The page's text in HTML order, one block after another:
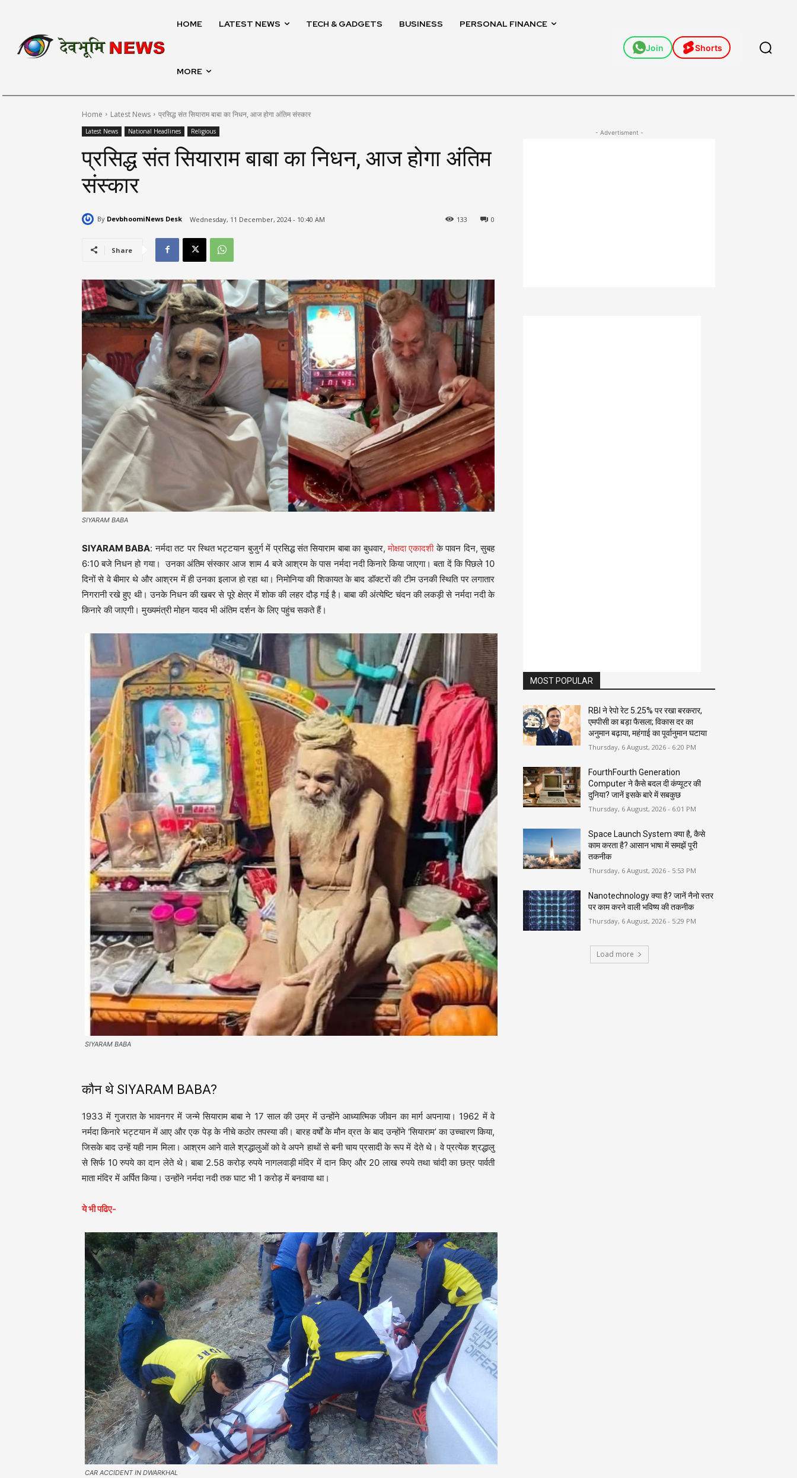
HOME LATEST NEWS TECH & GADGETS BUSINESS PERSONAL FINANCE
MORE
Join Shorts
Home Latest News प्रसिद्ध संत सियाराम बाबा का निधन, आज होगा अंतिम संस्कार
Latest News National Headlines Religious
प्रसिद्ध संत सियाराम बाबा का निधन, आज होगा अंतिम
संस्कार
By DevbhoomiNews Desk Wednesday, 11 December, 2024 - 10:40 AM 0
133
Share
SIYARAM BABA
SIYARAM BABA: नर्मदा तट पर स्थित भट्टयान बुजुर्ग में प्रसिद्ध संत सियाराम बाबा का बुधवार,मोक्षदा एकादशीके पावन दिन, सुबह
6:10 बजे निधन हो गया। उनका अंतिम संस्कार आज शाम 4 बजे आश्रम के पास नर्मदा नदी किनारे किया जाएगा। बता दें कि पिछले 10
दिनों से वे बीमार थे और आश्रम में ही उनका इलाज हो रहा था। निमोनिया की शिकायत के बाद डॉक्टरों की टीम उनकी स्थिति पर लगातार
निगरानी रखे हुए थी। उनके निधन की खबर से पूरे क्षेत्र में शोक की लहर दौड़ गई है। बाबा की अंत्येष्टि चंदन की लकड़ी से नर्मदा नदी के
किनारे की जाएगी। मुख्यमंत्री मोहन यादव भी अंतिम दर्शन के लिए पहुंच सकते हैं।
SIYARAM BABA
कौन थे SIYARAM BABA?
1933 में गुजरात के भावनगर में जन्मे सियाराम बाबा ने 17 साल की उम्र में उन्होंने आध्यात्मिक जीवन का मार्ग अपनाया। 1962 में वे
नर्मदा किनारे भट्टयान में आए और एक पेड़ के नीचे कठोर तपस्या की। बारह वर्षों के मौन व्रत के बाद उन्होंने ‘सियाराम’ का उच्चारण किया,
जिसके बाद उन्हें यही नाम मिला। आश्रम आने वाले श्रद्धालुओं को वे अपने हाथों से बनी चाय प्रसादी के रूप में देते थे। वे प्रत्येक श्रद्धालु
से सिर्फ 10 रुपये का दान लेते थे। बाबा 2.58 करोड़ रुपये नागलवाड़ी मंदिर में दान किए और 20 लाख रुपये तथा चांदी का छत्र पार्वती
माता मंदिर में अर्पित किया। उन्होंने नर्मदा नदी तक घाट भी 1 करोड़ में बनवाया था।
ये भी पढिए-
CAR ACCIDENT IN DWARKHAL
- Advertisment -
MOST POPULAR
RBI ने रेपो रेट 5.25% पर रखा बरकरार,
एमपीसी का बड़ा फैसला; विकास दर का
अनुमान बढ़ाया, महंगाई का पूर्वानुमान घटाया
Thursday, 6 August, 2026 - 6:20 PM
FourthFourth Generation
Computer ने कैसे बदल दी कंप्यूटर की
दुनिया? जानें इसके बारे में सबकुछ
Thursday, 6 August, 2026 - 6:01 PM
Space Launch System क्या है, कैसे
काम करता है? आसान भाषा में समझें पूरी
तकनीक
Thursday, 6 August, 2026 - 5:53 PM
Nanotechnology क्या है? जानें नैनो स्तर
पर काम करने वाली भविष्य की तकनीक
Thursday, 6 August, 2026 - 5:29 PM
Load more